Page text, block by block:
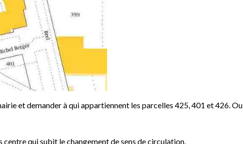
et demander à qui appartiennent les parcelles 425, 401 et 426. Ou
centre qui subit le changement de sens de circulation.